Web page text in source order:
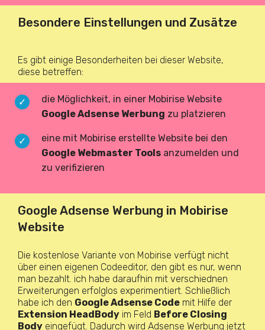
Besondere Einstellungen und Zusätze
Es gibt einige Besonderheiten bei dieser Website,
diese betreffen:
die Möglichkeit, in einer Mobirise Website
Google Adsense Werbung zu platzieren
eine mit Mobirise erstellte Website bei den
Google Webmaster Tools anzumelden und
zu verifizieren
Google Adsense Werbung in Mobirise
Website
Die kostenlose Variante von Mobirise verfügt nicht
über einen eigenen Codeeditor, den gibt es nur, wenn
man bezahlt. ich habe daraufhin mit verschiednen
Erweiterungen erfolglos experimentiert. Schließlich
habe ich den Google Adsense Code mit Hilfe der
Extension HeadBody im Feld Before Closing
Body eingefügt. Dadurch wird Adsense Werbung jetzt